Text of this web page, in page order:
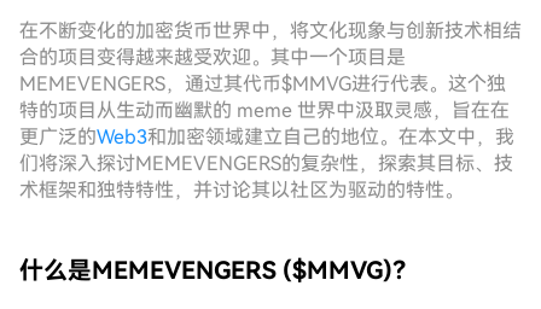
在不断变化的加密货币世界中，将文化现象与创新技术相结
合的项目变得越来越受欢迎。其中一个项目是
MEMEVENGERS，通过其代币$MMVG进行代表。这个独
特的项目从生动而幽默的 meme 世界中汲取灵感，旨在在
更广泛的Web3和加密领域建立自己的地位。在本文中，我
们将深入探讨MEMEVENGERS的复杂性，探索其目标、技
术框架和独特特性，并讨论其以社区为驱动的特性。
什么是MEMEVENGERS ($MMVG)？